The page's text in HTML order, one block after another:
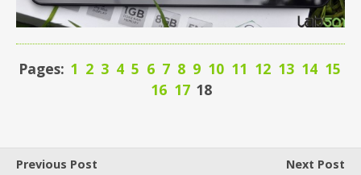
Pages: 1 2 3 4 5 6 7 8 9 10 11 12 13 14 15
16 17 18
Previous Post
Next Post